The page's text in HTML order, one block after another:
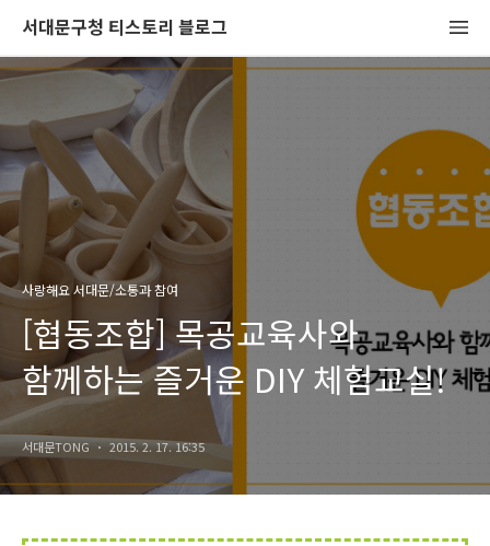
서대문구청 티스토리 블로그
사랑해요 서대문/소통과 참여
[협동조합] 목공교육사와
함께하는 즐거운 DIY 체험교실!
서대문TONG 2015. 2. 17. 16:35